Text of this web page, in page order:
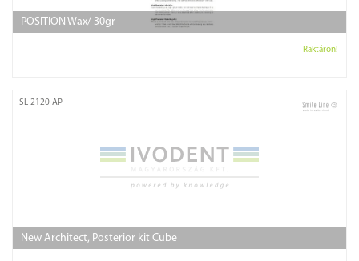
POSITION Wax/ 30gr
Raktáron!
SL-2120-AP
New Architect, Posterior kit Cube